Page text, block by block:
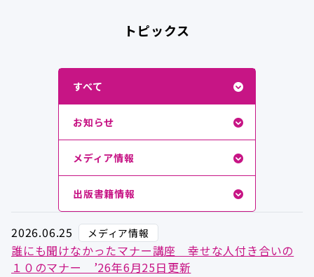
トピックス
すべて
お知らせ
メディア情報
出版書籍情報
2026.06.25 メディア情報
誰にも聞けなかったマナー講座 幸せな人付き合いの
１０のマナー ’26年6月25日更新